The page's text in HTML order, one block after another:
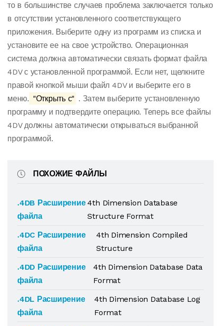
то в большинстве случаев проблема заключается только
в отсутствии установленного соответствующего
приложения. Выберите одну из программ из списка и
установите ее на свое устройство. Операционная
система должна автоматически связать формат файла
4DV с установленной программой. Если нет, щелкните
правой кнопкой мыши файл 4DV и выберите его в
меню. "Открыть с" . Затем выберите установленную
программу и подтвердите операцию. Теперь все файлы
4DV должны автоматически открываться выбранной
программой.
ПОХОЖИЕ ФАЙЛЫ
.4DB Расширение
файла
4th Dimension Database
Structure Format
.4DC Расширение
файла
4th Dimension Compiled
Structure
.4DD Расширение
файла
4th Dimension Database Data
Format
.4DL Расширение
файла
4th Dimension Database Log
Format